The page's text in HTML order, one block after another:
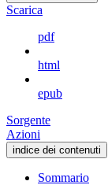
Scarica
pdf
html
epub
Sorgente
Azioni
indice dei contenuti
Sommario